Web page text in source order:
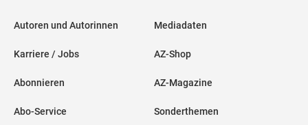
Autoren und Autorinnen
Karriere / Jobs
Abonnieren
Abo-Service
Mediadaten
AZ-Shop
AZ-Magazine
Sonderthemen